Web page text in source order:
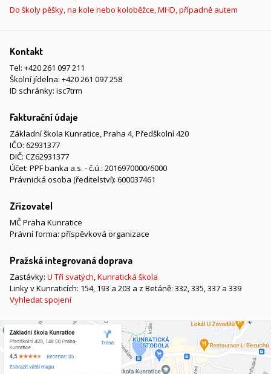
Do školy pěšky, na kole nebo koloběžce, MHD, případně autem
Kontakt
Tel: +420 261 097 211
Školní jídelna: +420 261 097 258
ID schránky: isc7trm
Fakturační údaje
Základní škola Kunratice, Praha 4, Předškolní 420
IČO: 62931377
DIČ: CZ62931377
Účet: PPF banka a.s. - č.ú.: 2016970000/6000
Právnická osoba (ředitelství): 600037461
Zřizovatel
MČ Praha Kunratice
Právní forma: příspěvková organizace
Pražská integrovaná doprava
Zastávky: U Tří svatých,Kunratická škola
Linky v Kunraticích: 154, 193 a 203 a z Betáně: 332, 335, 337 a 339
Vyhledat spojení